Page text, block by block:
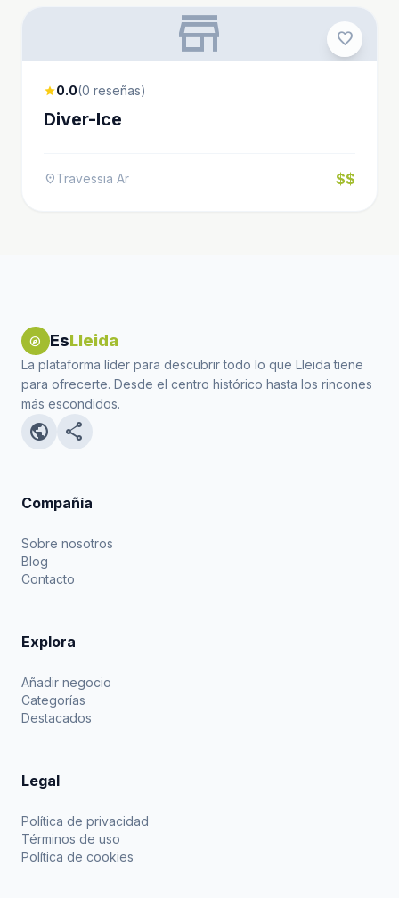
favorite
store
star0.0(0 reseñas)
Diver-Ice
location_onTravessia Ar $$
explore EsLleida
La plataforma líder para descubrir todo lo que Lleida tiene
para ofrecerte. Desde el centro histórico hasta los rincones
más escondidos.
public share
Compañía
Sobre nosotros
Blog
Contacto
Explora
Añadir negocio
Categorías
Destacados
Legal
Política de privacidad
Términos de uso
Política de cookies